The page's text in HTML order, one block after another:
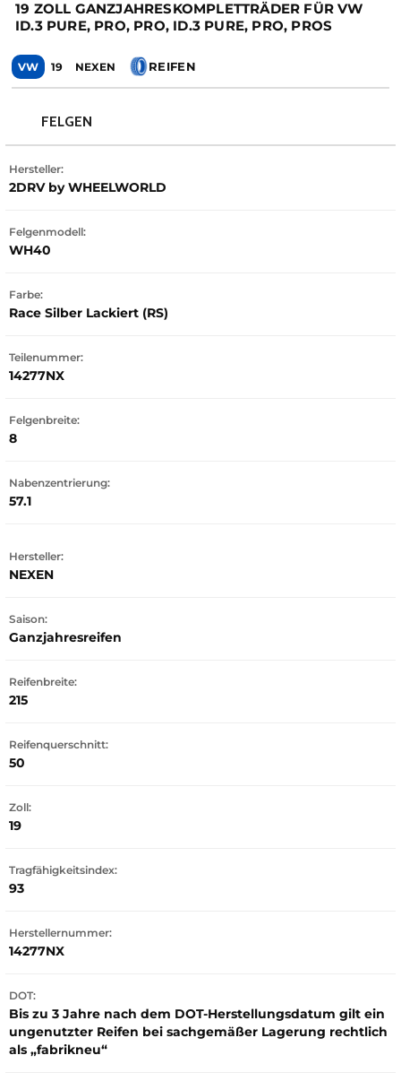
19 ZOLL GANZJAHRESKOMPLETTRÄDER FÜR VW
ID.3 PURE, PRO, PRO, ID.3 PURE, PRO, PROS
VW 19 NEXEN REIFEN
FELGEN
Hersteller:
2DRV by WHEELWORLD
Felgenmodell:
WH40
Farbe:
Race Silber Lackiert (RS)
Teilenummer:
14277NX
Felgenbreite:
8
Nabenzentrierung:
57.1
Hersteller:
NEXEN
Saison:
Ganzjahresreifen
Reifenbreite:
215
Reifenquerschnitt:
50
Zoll:
19
Tragfähigkeitsindex:
93
Herstellernummer:
14277NX
DOT:
Bis zu 3 Jahre nach dem DOT-Herstellungsdatum gilt ein
ungenutzter Reifen bei sachgemäßer Lagerung rechtlich
als „fabrikneu“